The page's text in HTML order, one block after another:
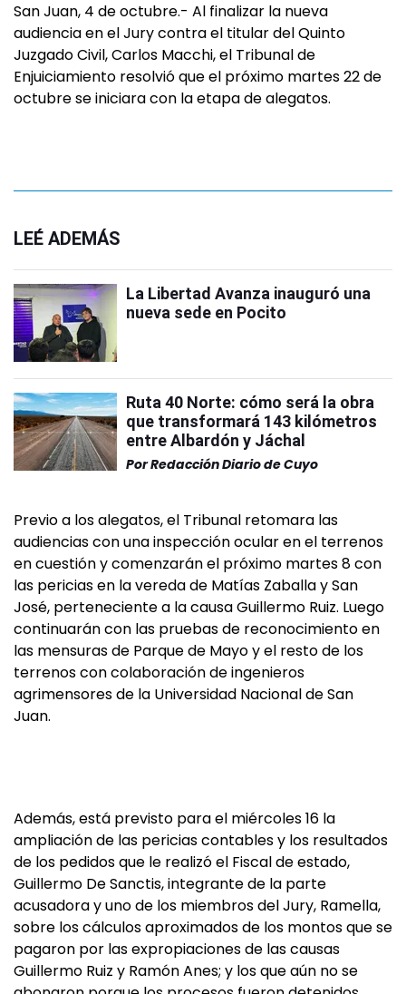
San Juan, 4 de octubre.- Al finalizar la nueva
audiencia en el Jury contra el titular del Quinto
Juzgado Civil, Carlos Macchi, el Tribunal de
Enjuiciamiento resolvió que el próximo martes 22 de
octubre se iniciara con la etapa de alegatos.
LEÉ ADEMÁS
La Libertad Avanza inauguró una
nueva sede en Pocito
Ruta 40 Norte: cómo será la obra
que transformará 143 kilómetros
entre Albardón y Jáchal
PorRedacción Diario de Cuyo
Previo a los alegatos, el Tribunal retomara las
audiencias con una inspección ocular en el terrenos
en cuestión y comenzarán el próximo martes 8 con
las pericias en la vereda de Matías Zaballa y San
José, perteneciente a la causa Guillermo Ruiz. Luego
continuarán con las pruebas de reconocimiento en
las mensuras de Parque de Mayo y el resto de los
terrenos con colaboración de ingenieros
agrimensores de la Universidad Nacional de San
Juan.
Además, está previsto para el miércoles 16 la
ampliación de las pericias contables y los resultados
de los pedidos que le realizó el Fiscal de estado,
Guillermo De Sanctis, integrante de la parte
acusadora y uno de los miembros del Jury, Ramella,
sobre los cálculos aproximados de los montos que se
pagaron por las expropiaciones de las causas
Guillermo Ruiz y Ramón Anes; y los que aún no se